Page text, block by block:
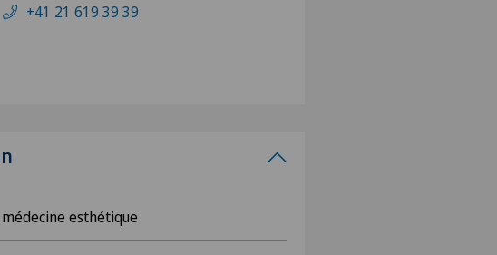
+41 21 619 39 39
esthétique